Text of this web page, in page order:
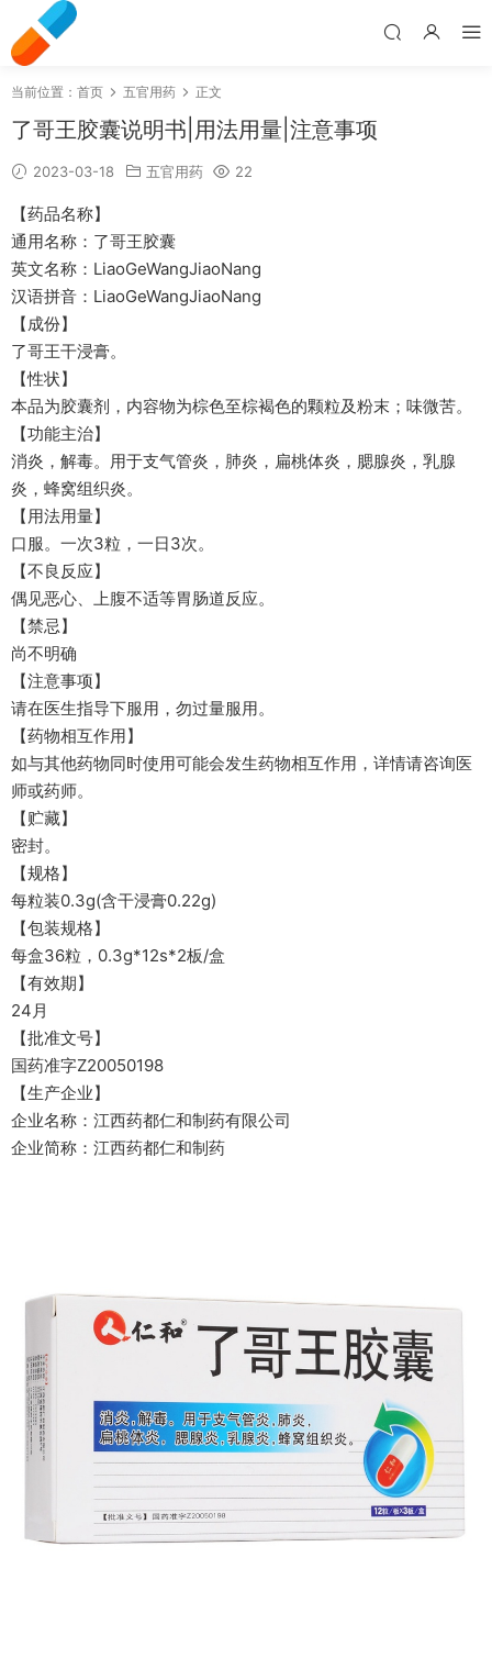
当前位置： 首页 五官用药 正文
了哥王胶囊说明书|用法用量|注意事项
2023-03-18 五官用药 22
【药品名称】
通用名称：了哥王胶囊
英文名称：LiaoGeWangJiaoNang
汉语拼音：LiaoGeWangJiaoNang
【成份】
了哥王干浸膏。
【性状】
本品为胶囊剂，内容物为棕色至棕褐色的颗粒及粉末；味微苦。
【功能主治】
消炎，解毒。用于支气管炎，肺炎，扁桃体炎，腮腺炎，乳腺
炎，蜂窝组织炎。
【用法用量】
口服。一次3粒，一日3次。
【不良反应】
偶见恶心、上腹不适等胃肠道反应。
【禁忌】
尚不明确
【注意事项】
请在医生指导下服用，勿过量服用。
【药物相互作用】
如与其他药物同时使用可能会发生药物相互作用，详情请咨询医
师或药师。
【贮藏】
密封。
【规格】
每粒装0.3g(含干浸膏0.22g)
【包装规格】
每盒36粒，0.3g*12s*2板/盒
【有效期】
24月
【批准文号】
国药准字Z20050198
【生产企业】
企业名称：江西药都仁和制药有限公司
企业简称：江西药都仁和制药